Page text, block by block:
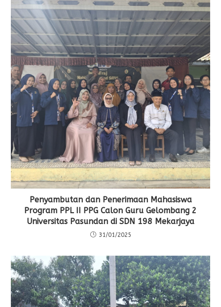
Penyambutan dan Penerimaan Mahasiswa
Program PPL II PPG Calon Guru Gelombang 2
Universitas Pasundan di SDN 198 Mekarjaya
31/01/2025